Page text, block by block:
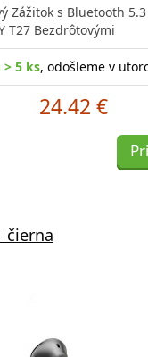
Zážitok s Bluetooth 5.3
T27 Bezdrôtovými
5 ks, odošleme v
24.42 €
čierna